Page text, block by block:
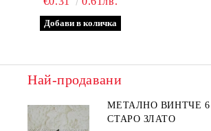
Най-продавани
МЕТАЛНО ВИНТЧЕ
СТАРО ЗЛАТО